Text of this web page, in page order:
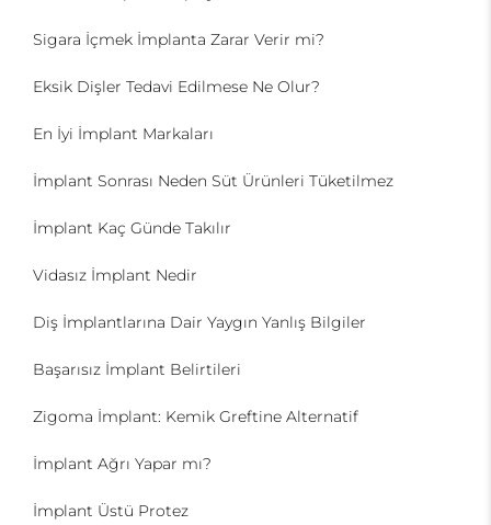
Sigara İçmek İmplanta Zarar Verir mi?
Eksik Dişler Tedavi Edilmese Ne Olur?
En İyi İmplant Markaları
İmplant Sonrası Neden Süt Ürünleri Tüketilmez
İmplant Kaç Günde Takılır
Vidasız İmplant Nedir
Diş İmplantlarına Dair Yaygın Yanlış Bilgiler
Başarısız İmplant Belirtileri
Zigoma İmplant: Kemik Greftine Alternatif
İmplant Ağrı Yapar mı?
İmplant Üstü Protez